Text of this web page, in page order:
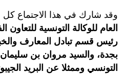
شارك في هذا الاجتماع كل
للوكالة التونسية للتعاون
قسم تبادل المعارف والخبرات
والسيد مروان بن سليمان
وممثلا عن البريد الجيبوتي